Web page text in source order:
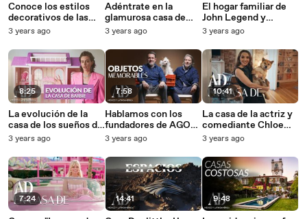
Conoce los estilos
decorativos de las
casas de Kylie Jenner
3 years ago
8:25
La evolución de la
casa de los sueños de
Barbie es una fantasía
través del tiempo
3 years ago
7:24
Adéntrate en la
glamurosa casa de
Winnie Harlow en
3 years ago
7:58
Hablamos con los
fundadores de AGO
Projects sobre sus
y los que son una
fusión de arte y
talento emergente
3 years ago
14:41
El hogar familiar de
John Legend y
Chrissy Teigen es la
romanticismo y
elegancia
3 years ago
10:41
La casa de la actriz y
comediante Chloe
Fineman es un sueño
3 years ago
9:48